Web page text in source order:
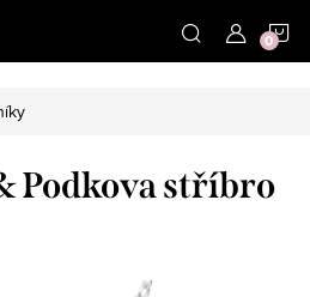
Podkova stříbro